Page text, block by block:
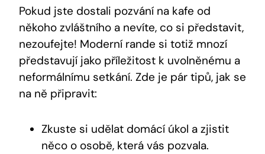
Pokud jste dostali pozvání na kafe od
někoho zvláštního a nevíte, co si představit,
nezoufejte! Moderní rande si totiž mnozí
představují jako příležitost k uvolněnému a
neformálnímu setkání. Zde je pár tipů, jak se
na ně připravit:
Zkuste si udělat domácí úkol a zjistit
něco o osobě, která vás pozvala.